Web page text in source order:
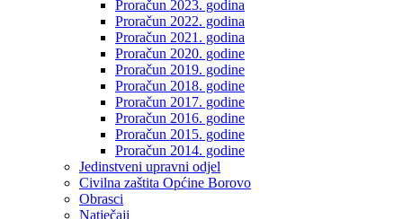
Proračun 2023. godina
Proračun 2022. godina
Proračun 2021. godina
Proračun 2020. godine
Proračun 2019. godine
Proračun 2018. godine
Proračun 2017. godine
Proračun 2016. godine
Proračun 2015. godine
Proračun 2014. godine
Jedinstveni upravni odjel
Civilna zaštita Općine Borovo
Obrasci
Natječaji